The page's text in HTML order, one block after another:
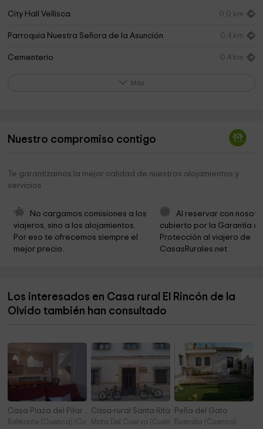
City Hall Vellisca 0,0 km
Parroquia Nuestra Señora de la Asunción 0,4 km
Cementerio 0,4 km
Parroquia De-San-Martin-Obispo 7,2 km
Eco Fertilizantes Compost S.L
City Council Barajas de Melo
Ermita De Los Abuelillos
Parque 9,8 km
Parroquia de Nuestra Señora de la Asunción 10,0 km
Más
Nuestro compromiso contigo
Te garantizamos la mejor calidad de nuestros alojamientos y
servicios
No cargamos comisiones a los
viajeros, sino a los alojamientos.
Por eso te ofrecemos siempre el
mejor precio.
Al reservar con
cubierto por la Garantía
Protección al viajero de
CasasRurales.net
Los interesados en Casa rural El Rincón de la
Olvido también han consultado
Casa Plaza del Pilar
Belmonte (Cuenca) (Cuenca)
Casa-rural Santa Rita
Mota Del Cuervo (Cuenca)
Peña del Gato
Buendia (Cuenca)